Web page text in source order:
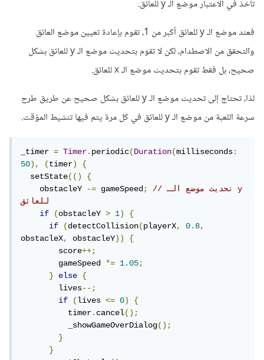
تأخذ في الاعتبار موضع الـ y للعائق.
فعند موضع الـ y للعائق أكبر من 1، تقوم بإعادة تعيين موضع العائق
والتحقق من الاصطدام، لكن لا تقوم بتحديث موضع الـ y للعائق بشكل
صحيح، بل فقط تقوم بتحديث موضع الـ x للعائق.
لذا، تحتاج إلى تحديث موضع الـ y للعائق بشكل صحيح عن طريق طرح
سرعة اللعبة من موضع الـ y للعائق في كل مرة يتم فيها تنشيط المؤقت.
_timer = Timer.periodic(Duration(milliseconds:
50), (timer)
{
  setState
(()
{
    obstacleY
-= gameSpeed;
// تحديث موضع الـ y
للعائق
if
(obstacleY > 1)
{
if
(detectCollision(playerX, 0.8,
obstacleX, obstacleY))
{
        score
++;
        gameSpeed
*= 1.05;
}
else
{
        lives
--;
if
(lives <= 0)
{
          timer
.cancel();
          _showGameOverDialog
();
}
}